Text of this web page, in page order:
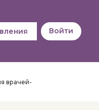
Войти
врачей-